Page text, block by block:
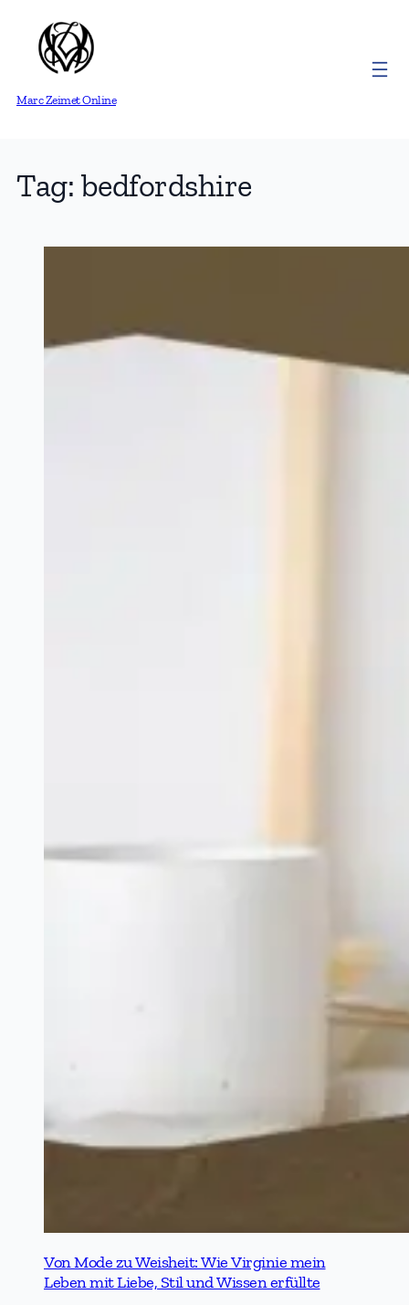
content
Marc Zeimet Online
Tag: bedfordshire
Von Mode zu Weisheit: Wie Virginie mein
Leben mit Liebe, Stil und Wissen erfüllte